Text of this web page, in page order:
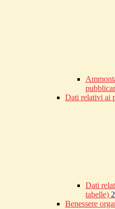
Dati relativi ai
Dati
tabelle)
Benessere